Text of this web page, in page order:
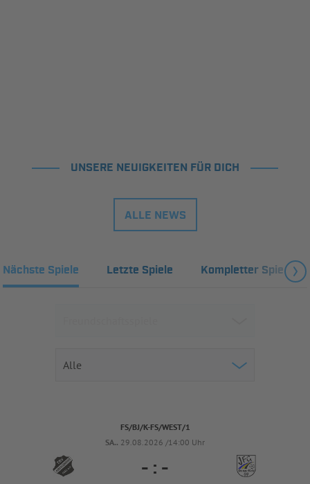
UNSERE NEUIGKEITEN FÜR DICH
ALLE NEWS
Nächste Spiele Letzte Spiele Kompletter Spielplan
FS/BJ/K-FS/WEST/1
SA.. 29.08.2026 /14:00 Uhr
- : -